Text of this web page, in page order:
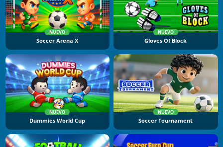
NUEVO
Soccer Arena X
NUEVO
Gloves Of Block
NUEVO
Dummies World Cup
NUEVO
Soccer Tournament